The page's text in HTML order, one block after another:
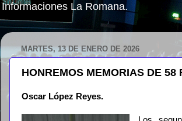
Informaciones La Romana.
MARTES, 13 DE ENERO DE 2026
HONREMOS MEMORIAS DE 58
Oscar López Reyes.